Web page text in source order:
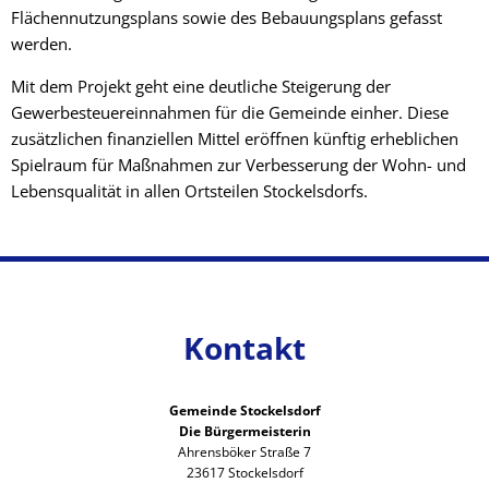
Flächennutzungsplans sowie des Bebauungsplans gefasst
werden.
Mit dem Projekt geht eine deutliche Steigerung der
Gewerbesteuereinnahmen für die Gemeinde einher. Diese
zusätzlichen finanziellen Mittel eröffnen künftig erheblichen
Spielraum für Maßnahmen zur Verbesserung der Wohn- und
Lebensqualität in allen Ortsteilen Stockelsdorfs.
Kontakt
Gemeinde Stockelsdorf
Die Bürgermeisterin
Ahrensböker Straße 7
23617 Stockelsdorf